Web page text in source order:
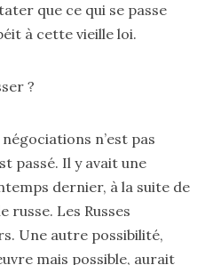
que ce qui se passe
à cette vieille loi.
?
n’est pas
passé. Il y avait une
dernier, à la suite de
russe. Les Russes
Une autre possibilité,
mais possible, aurait